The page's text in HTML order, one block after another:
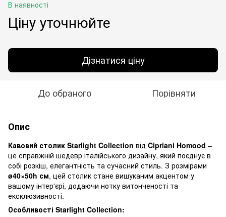
В наявності
Ціну уточнюйте
Дізнатися ціну
До обраного Порівняти
Опис
Кавовий столик Starlight Collection від Cipriani Homood –
це справжній шедевр італійського дизайну, який поєднує в
собі розкіш, елегантність та сучасний стиль. З розмірами
ø40×50h см, цей столик стане вишуканим акцентом у
вашому інтер'єрі, додаючи нотку витонченості та
ексклюзивності.
Особливості Starlight Collection: